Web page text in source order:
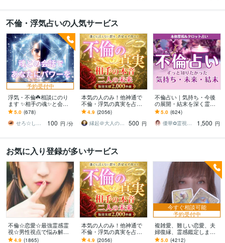
不倫・浮気占いの人気サービス
予約受付中
浮気・不倫☘️相談にのり
ます ✨相手の魂✨と会話
をしてあなたにお伝えし
ます⭐️
5.0 (678)
せろ☆しあり
100 円 /分
本気の人のみ！他神通で
不倫・浮気の真実を占い
ます 不倫・W不倫・浮気
など複雑恋愛の専門家に
よる究極霊視鑑定
4.9 (2056)
縁起＠大人の恋愛占い師
500 円
不倫占い｜気持ち・今後
の展開・結末を深く霊視
します 占うだけでなく、
具体的な行動アドバイス
まで丁寧にお伝えします
5.0 (624)
優華✿霊視で導く癒やしの恋占い師
1,500 円
お気に入り登録が多いサービス
不倫☆恋愛☆最強霊感霊
視☆男性視点で悩み解決
します 彼のホントの気持
4.9 (1865)
本気の人のみ！他神通で
不倫・浮気の真実を占い
ます 不倫・W不倫・浮気
4.9 (2056)
今すぐ相談可能
予約受付中
複雑愛、難しい恋愛、夫
婦復縁、霊感鑑定します
鑑定中に癒しの声で波動
5.0 (4212)